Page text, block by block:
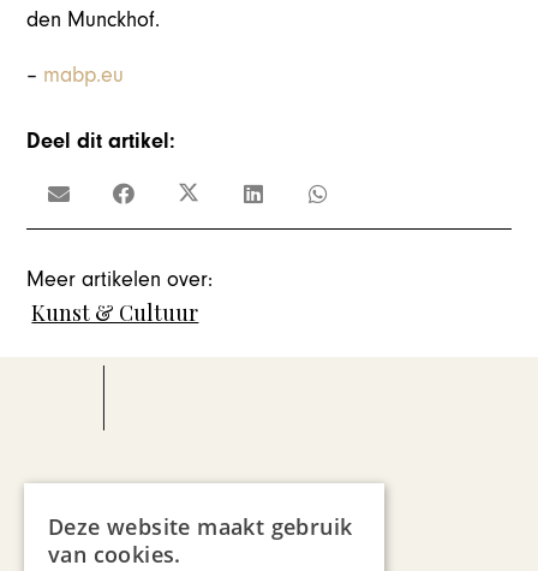
den Munckhof.
– mabp.eu
Deel dit artikel:
Meer artikelen over:
Kunst & Cultuur
Deze website maakt gebruik
van cookies.